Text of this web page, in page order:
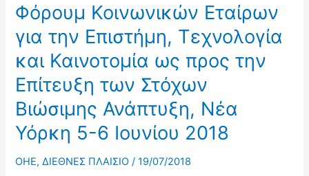
Διετούς
Συνάντησης
Υψηλού
Επιπέδου
του
Φόρουμ
για
την
Αναπτυξιακή
Φόρουμ Κοινωνικών Εταίρων
για την Επιστήμη, Τεχνολογία
και Καινοτομία ως προς την
Επίτευξη των Στόχων
Βιώσιμης Ανάπτυξη, Νέα
Υόρκη 5-6 Ιουνίου 2018
OHE,ΔΙΕΘΝΕΣ ΠΛΑΙΣΙΟ /19/07/2018